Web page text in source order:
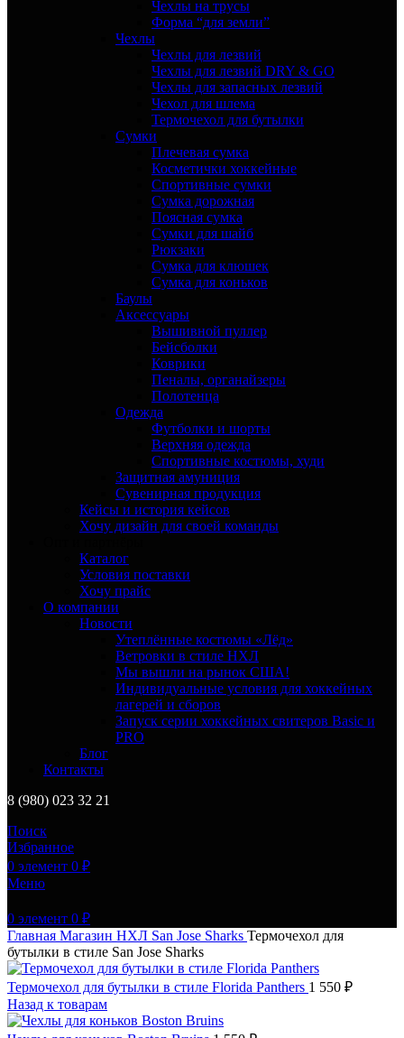
Чехлы на трусы
Форма “для земли”
Чехлы
Чехлы для лезвий
Чехлы для лезвий DRY & GO
Чехлы для запасных лезвий
Чехол для шлема
Термочехол для бутылки
Сумки
Плечевая сумка
Косметички хоккейные
Спортивные сумки
Сумка дорожная
Поясная сумка
Сумки для шайб
Рюкзаки
Сумка для клюшек
Сумка для коньков
Баулы
Аксессуары
Вышивной пуллер
Бейсболки
Коврики
Пеналы, органайзеры
Полотенца
Одежда
Футболки и шорты
Верхняя одежда
Спортивные костюмы, худи
Защитная амуниция
Сувенирная продукция
Кейсы и история кейсов
Хочу дизайн для своей команды
Каталог
Условия поставки
Хочу прайс
О компании
Новости
Утеплённые костюмы «Лёд»
Ветровки в стиле НХЛ
Мы вышли на рынок США!
Индивидуальные условия для хоккейных
лагерей и сборов
Запуск серии хоккейных свитеров Basic и
PRO
Блог
Контакты
8 (980) 023 32 21
Поиск
Избранное
0 элемент 0 ₽
Меню
0 элемент 0 ₽
Главная Магазин НХЛ San Jose Sharks Термочехол для
бутылки в стиле San Jose Sharks
Термочехол для бутылки в стиле Florida Panthers 1 550 ₽
Назад к товарам